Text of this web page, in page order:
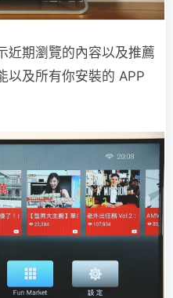
近期瀏覽的內容以及推薦
以及所有你安裝的 APP